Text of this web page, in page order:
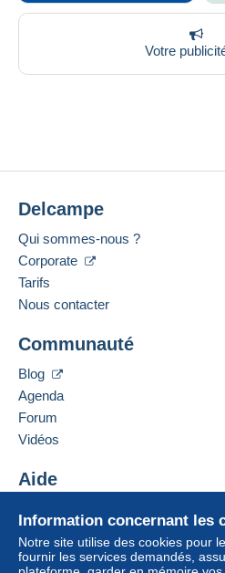
Votre
Information concernant les
Notre site utilise des cookies pour
fournir les services demandés,
Delcampe
Qui sommes-nous ?
Corporate
Tarifs
Nous contacter
Communauté
Blog
Agenda
Forum
Vidéos
Aide
Acheter sur Delcampe
Vendre sur Delcampe